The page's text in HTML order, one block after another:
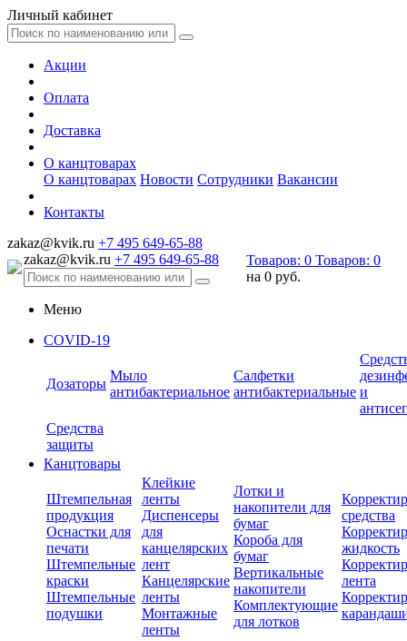
Личный кабинет
Акции
Оплата
Доставка
О канцтоварах
О канцтоварах Новости Сотрудники Вакансии
Контакты
zakaz@kvik.ru +7 495 649-65-88
zakaz@kvik.ru +7 495 649-65-88 Товаров: 0 Товаров: 0
на 0 руб.
Меню
COVID-19
Дозаторы
Мыло
антибактериальное
Салфетки
антибактериальные и
Средства
защиты
Канцтовары
Штемпельная
продукция
Оснастки для
печати
Штемпельные
краски
Штемпельные
подушки
Клейкие
ленты
Диспенсеры
для
канцелярских
лент
Канцелярские
ленты
Монтажные
ленты
Лотки и
накопители для
бумаг
Короба для
бумаг
Вертикальные
накопители
Комплектующие
для лотков
средства
жидкость
лента